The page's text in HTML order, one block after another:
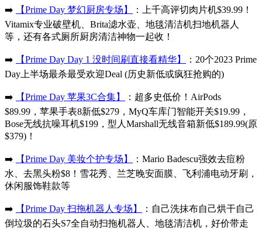
➡️ 【Prime Day 梦幻厨房专场】
：上千高评切肉片机$39.99！
Vitamix专业破壁机、Brita滤水壶、地毯清洁机扫地机器人
等，还有各式厕所厨房清洁神物一起收！
➡️ 【Prime Day Day 1 没时间刷直接看精华】
：20个2023 Prime
Day上半场最杀最受欢迎Deal (历史新低或疯狂抢购的)
➡️ 【Prime Day 苹果3C合集】
：超多史低价！AirPods
$89.99，苹果手表8新低$279，MyQ车库门智能开关$19.99，
Bose无线抗噪耳机$199，型人Marshall无线音箱新低$189.99(原
$379)！
➡️ 【Prime Day 美妆个护专场】
：Mario Badescu强效去痘粉
水、去黑头粉$8！雪花秀、兰芝晚安面膜、飞利浦电动牙刷，
休闲服饰鞋款等
➡️ 【Prime Day 扫拖机器人专场】
：自己洗抹布自己烘干自己
倒垃圾的石头S7全自动扫拖机器人、地毯清洁机，好价带走